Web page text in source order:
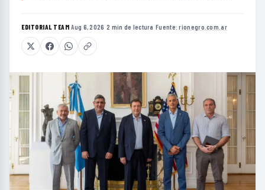
EDITORIAL TEAM·Aug 6, 2026 ·2 min de lectura ·Fuente:rionegro.com.ar